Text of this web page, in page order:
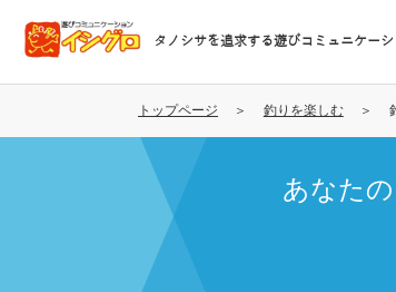
コ
テ
タノシサを追求する遊びコミュニケー
トップページ 釣りを楽しむ
あなた